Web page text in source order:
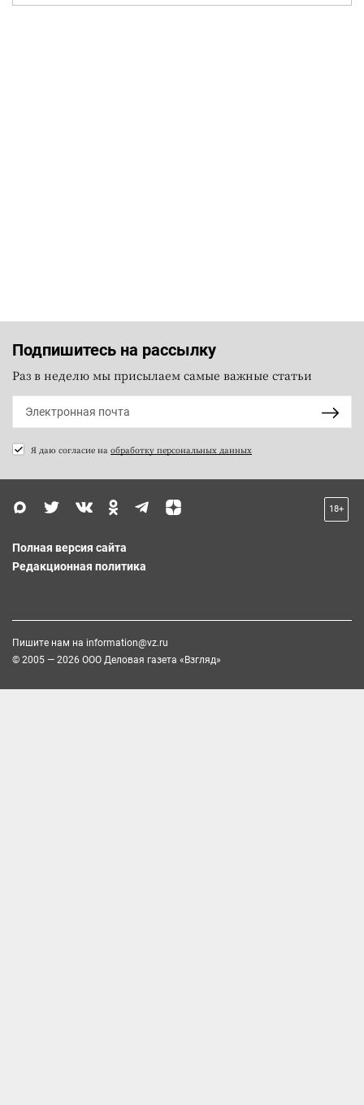
Подпишитесь на рассылку
Раз в неделю мы присылаем самые важные статьи
Я даю согласие на обработку персональных данных
18+
Полная версия сайта
Редакционная политика
Пишите нам на information@vz.ru
© 2005 — 2026 ООО Деловая газета «Взгляд»